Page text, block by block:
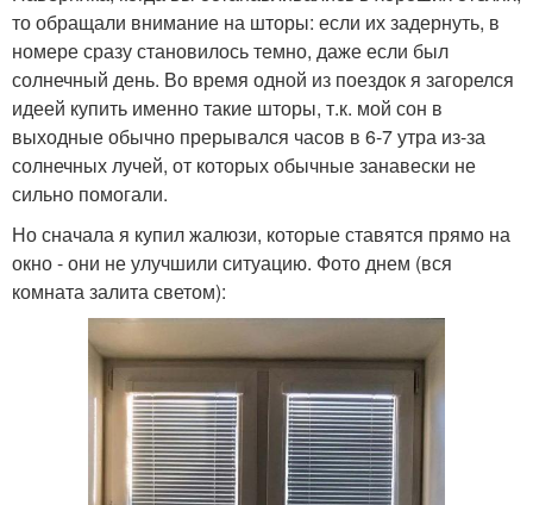
то обращали внимание на шторы: если их задернуть, в
номере сразу становилось темно, даже если был
солнечный день. Во время одной из поездок я загорелся
идеей купить именно такие шторы, т.к. мой сон в
выходные обычно прерывался часов в 6-7 утра из-за
солнечных лучей, от которых обычные занавески не
сильно помогали.
Но сначала я купил жалюзи, которые ставятся прямо на
окно - они не улучшили ситуацию. Фото днем (вся
комната залита светом):